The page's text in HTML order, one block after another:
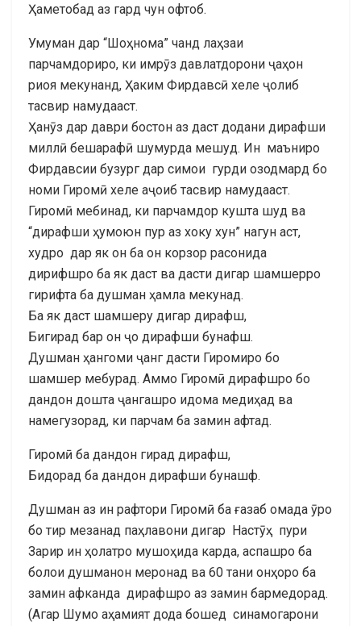
Ҳаметобад аз гард чун офтоб.
Умуман дар “Шоҳнома” чанд лаҳзаи
парчамдориро, ки имрӯз давлатдорони ҷаҳон
риоя мекунанд, Ҳаким Фирдавсӣ хеле ҷолиб
тасвир намудааст.
Ҳанӯз дар даври бостон аз даст додани дирафши
миллӣ бешарафӣ шумурда мешуд. Ин маъниро
Фирдавсии бузург дар симои гурди озодмард бо
номи Гиромӣ хеле аҷоиб тасвир намудааст.
Гиромӣ мебинад, ки парчамдор кушта шуд ва
“дирафши ҳумоюн пур аз хоку хун” нагун аст,
худро дар як он ба он корзор расонида
дирифшро ба як даст ва дасти дигар шамшерро
гирифта ба душман ҳамла мекунад.
Ба як даст шамшеру дигар дирафш,
Бигирад бар он ҷо дирафши бунафш.
Душман ҳангоми ҷанг дасти Гиромиро бо
шамшер мебурад. Аммо Гиромӣ дирафшро бо
дандон дошта ҷангашро идома медиҳад ва
намегузорад, ки парчам ба замин афтад.
Гиромӣ ба дандон гирад дирафш,
Бидорад ба дандон дирафши бунашф.
Душман аз ин рафтори Гиромӣ ба ғазаб омада ӯро
бо тир мезанад паҳлавони дигар Настӯҳ пури
Зарир ин ҳолатро мушоҳида карда, аспашро ба
болои душманон меронад ва 60 тани онҳоро ба
замин афканда дирафшро аз замин бармедорад.
(Агар Шумо аҳамият дода бошед синамогарони